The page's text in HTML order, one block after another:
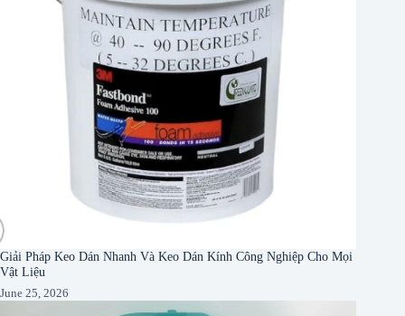
Giải Pháp Keo Dán Nhanh Và Keo Dán Kính Công Nghiệp Cho Mọi
Vật Liệu
June 25, 2026